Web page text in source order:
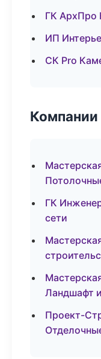
ГК АрхПро
ИП
СК Pro
ГК
сети
Ландшафт
Проект-